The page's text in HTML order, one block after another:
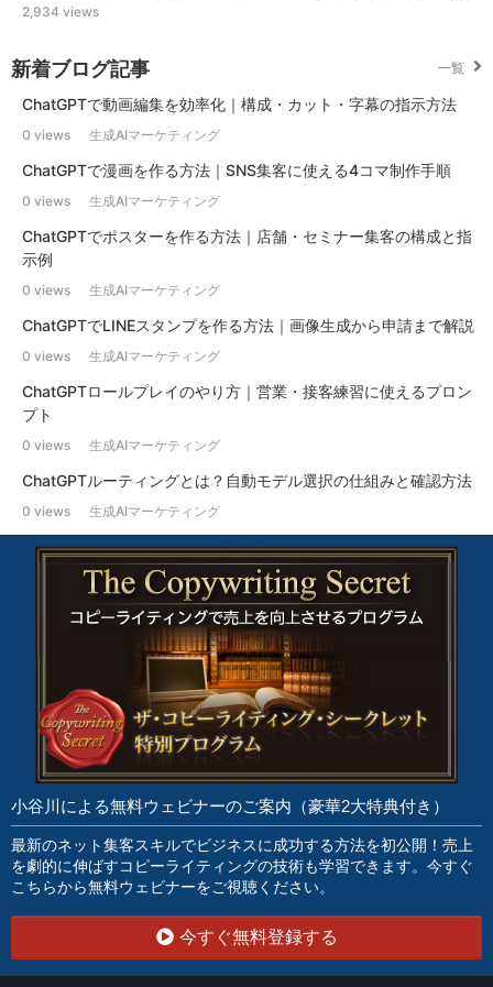
2,934 views
新着ブログ記事 一覧
ChatGPTで動画編集を効率化｜構成・カット・字幕の指示方法
0 views 生成AIマーケティング
ChatGPTで漫画を作る方法｜SNS集客に使える4コマ制作手順
0 views 生成AIマーケティング
ChatGPTでポスターを作る方法｜店舗・セミナー集客の構成と指
示例
0 views 生成AIマーケティング
ChatGPTでLINEスタンプを作る方法｜画像生成から申請まで解説
0 views 生成AIマーケティング
ChatGPTロールプレイのやり方｜営業・接客練習に使えるプロン
プト
0 views 生成AIマーケティング
ChatGPTルーティングとは？自動モデル選択の仕組みと確認方法
0 views 生成AIマーケティング
小谷川による無料ウェビナーのご案内（豪華2大特典付き）
最新のネット集客スキルでビジネスに成功する方法を初公開！売上
を劇的に伸ばすコピーライティングの技術も学習できます。今すぐ
こちらから無料ウェビナーをご視聴ください。
今すぐ無料登録する